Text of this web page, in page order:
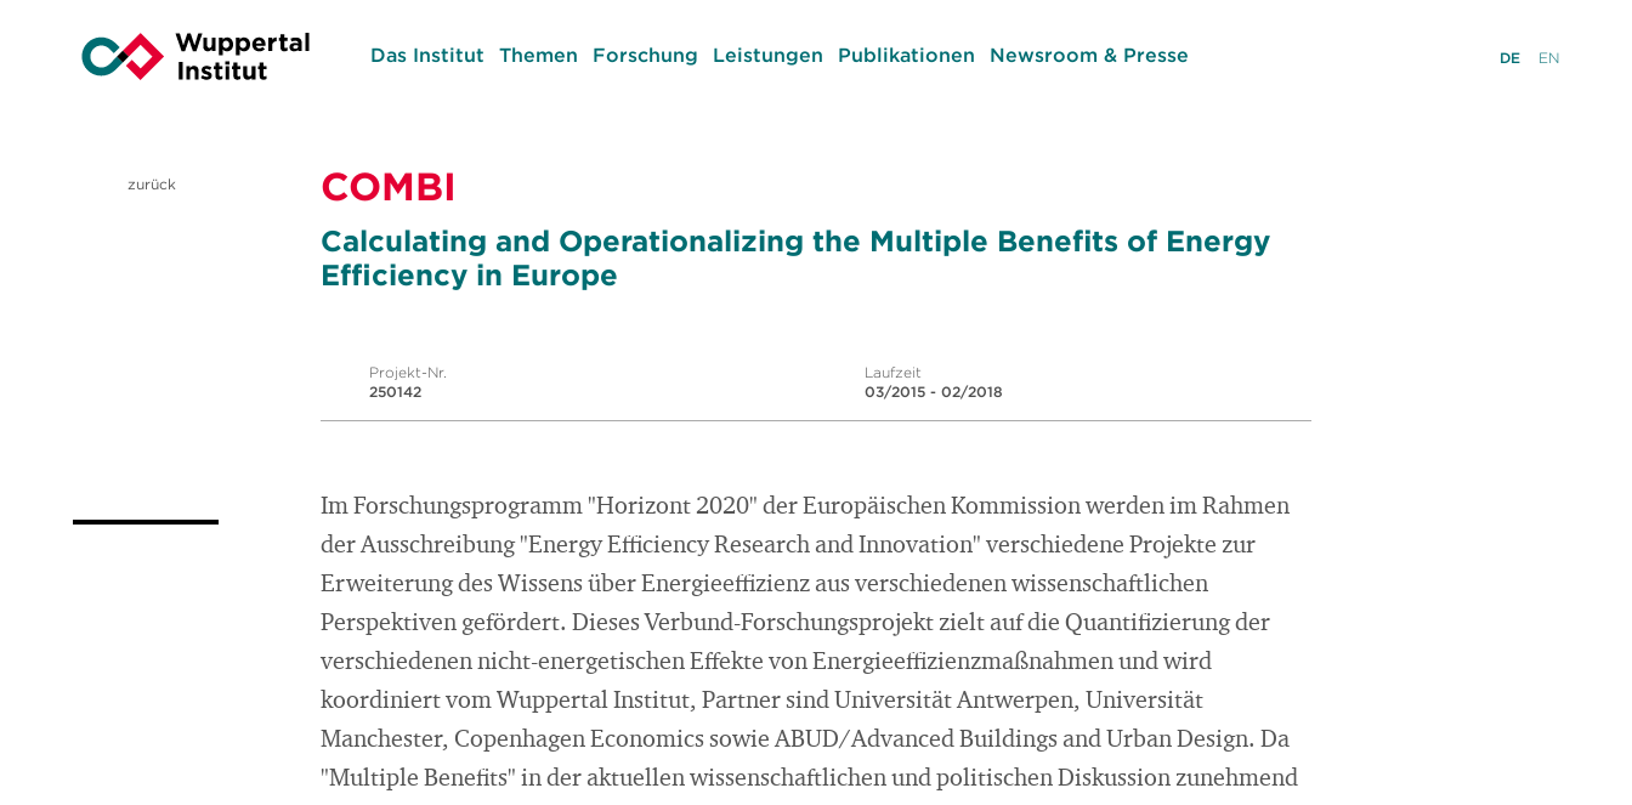
Das Institut Themen Forschung Leistungen Publikationen Newsroom & Presse DE EN
zurück COMBI
Calculating and Operationalizing the Multiple Benefits of Energy
Efficiency in Europe
Projekt-Nr.
250142
Laufzeit
03/2015 - 02/2018
Im Forschungsprogramm "Horizont 2020" der Europäischen Kommission werden im Rahmen
der Ausschreibung "Energy Efficiency Research and Innovation" verschiedene Projekte zur
Erweiterung des Wissens über Energieeffizienz aus verschiedenen wissenschaftlichen
Perspektiven gefördert. Dieses Verbund-Forschungsprojekt zielt auf die Quantifizierung der
verschiedenen nicht-energetischen Effekte von Energieeffizienzmaßnahmen und wird
koordiniert vom Wuppertal Institut, Partner sind Universität Antwerpen, Universität
Manchester, Copenhagen Economics sowie ABUD/Advanced Buildings and Urban Design. Da
"Multiple Benefits" in der aktuellen wissenschaftlichen und politischen Diskussion zunehmend